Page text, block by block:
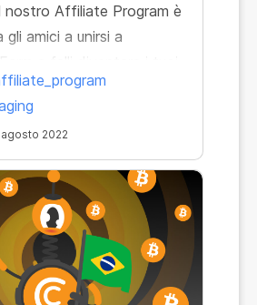
nostro Affiliate Program è
amici a unirsi a
un bonus pari al
mining e riceveranno uno
agosto 2022